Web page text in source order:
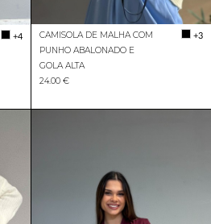
+4
CAMISOLA DE MALHA COM
PUNHO ABALONADO E
GOLA ALTA
+3
24.00 €